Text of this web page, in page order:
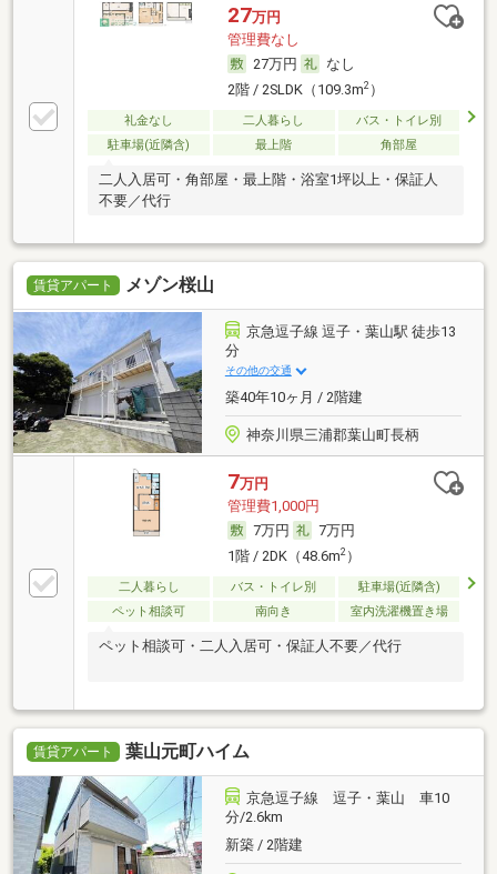
27万円
管理費なし
27万円
なし
2階 / 2SLDK（109.3m2）
礼金なし 二人暮らし
バス・トイレ別
駐車場(近隣含)
最上階 角部屋
二人入居可・角部屋・最上階・浴室1坪以上・保証人
不要／代行
賃貸アパート メゾン桜山
京急逗子線 逗子・葉山駅 徒歩13
分
その他の交通
築40年10ヶ月 / 2階建
神奈川県三浦郡葉山町長柄
7万円
管理費1,000円
7万円
7万円
1階 / 2DK（48.6m2）
二人暮らし バス・トイレ別
駐車場(近隣含)
ペット相談可
南向き 室内洗濯機置き場
ペット相談可・二人入居可・保証人不要／代行
賃貸アパート 葉山元町ハイム
京急逗子線 逗子・葉山 車10
分/2.6km
新築 / 2階建